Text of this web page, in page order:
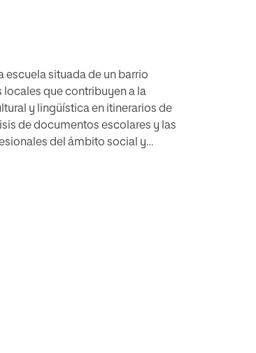
escuela situada de un barrio
que contribuyen a la
y lingüística en itinerarios de
de documentos escolares y las
del ámbito social y
una concepción etnocéntrica
un marcador social de la
benévola» que entiende la
especial» por parte de la
responder a las exigencias de